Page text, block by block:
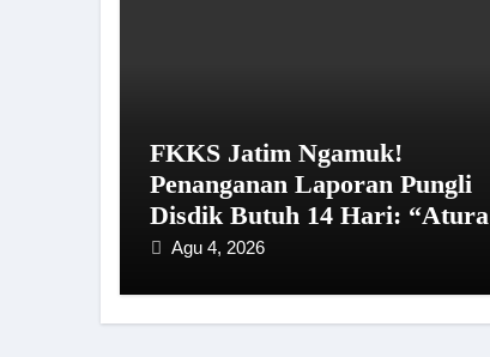
FKKS Jatim Ngamuk!
Penanganan Laporan Pungli
Disdik Butuh 14 Hari: “Aturan
dari Mana?”
Agu 4, 2026